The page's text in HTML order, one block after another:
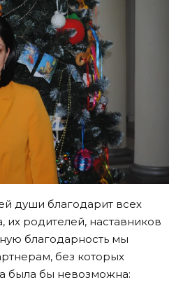
души благодарит всех
их родителей, наставников
благодарность мы
без которых
была бы невозможна: